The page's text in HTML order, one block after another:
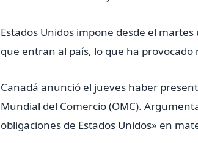
Estados Unidos impone desde el
que entran al país, lo que ha provocado
Canadá anunció el jueves haber
Mundial del Comercio (OMC).
obligaciones de Estados Unidos» en